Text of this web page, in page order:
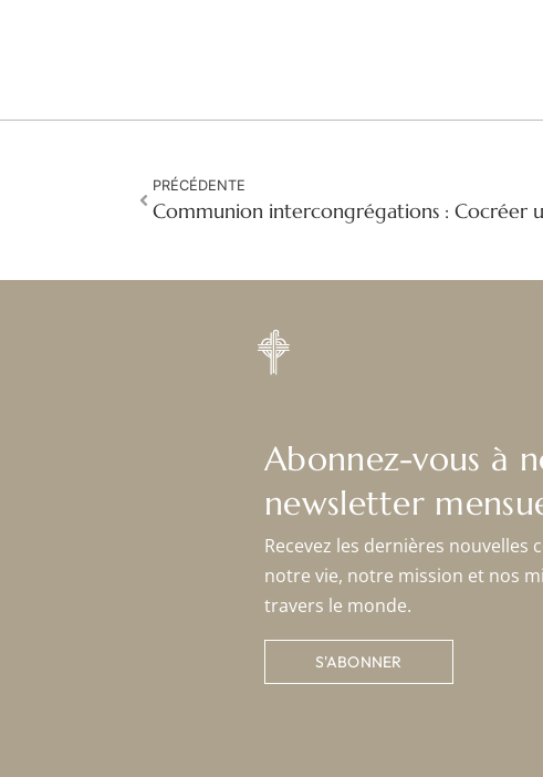
PRÉCÉDENTE
Abonnez-vous à
newsletter
Recevez les dernières nouvelles
notre vie, notre mission et nos
travers le monde.
S'ABONNER